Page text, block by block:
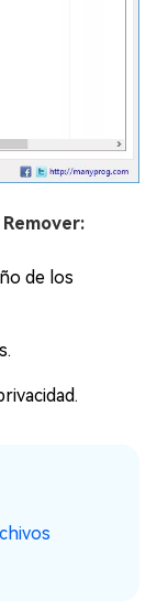
de los